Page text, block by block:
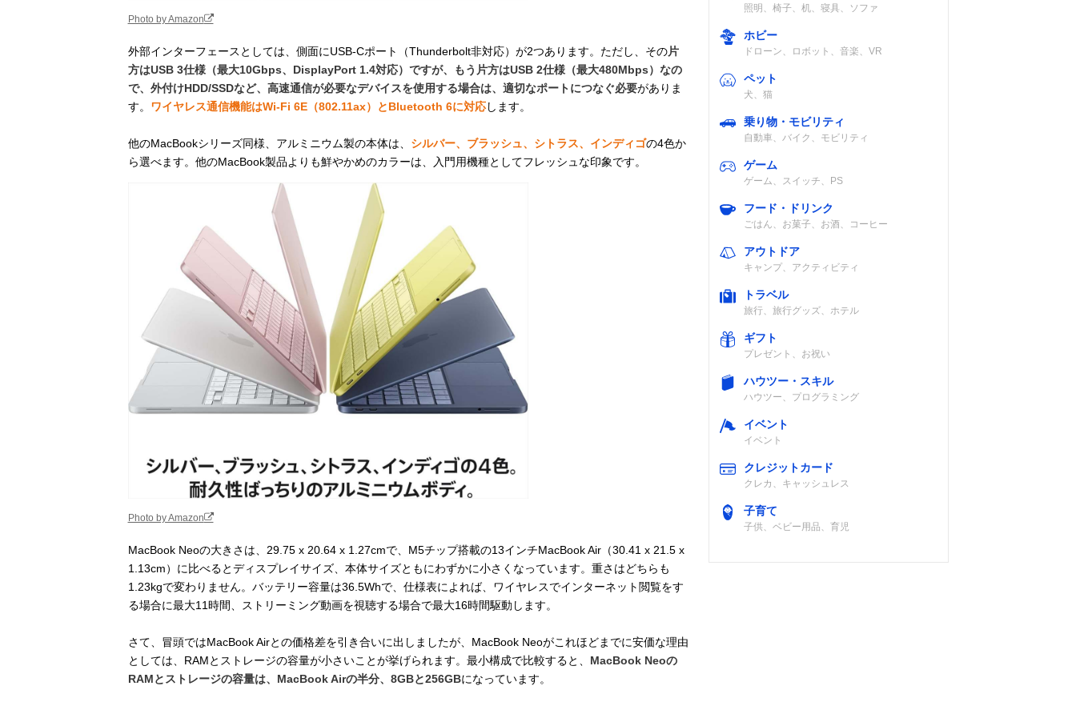
Photo by Amazon
外部インターフェースとしては、側面にUSB-Cポート（Thunderbolt非対応）が2つあります。ただし、その片
方はUSB 3仕様（最大10Gbps、DisplayPort 1.4対応）ですが、もう片方はUSB 2仕様（最大480Mbps）なの
で、外付けHDD/SSDなど、高速通信が必要なデバイスを使用する場合は、適切なポートにつなぐ必要がありま
す。 ワイヤレス通信機能はWi - Fi 6E（802.11ax）とBluetooth 6に対応します。
他のMacBookシリーズ同様、アルミニウム製の本体は、 シルバー、ブラッシュ、シトラス、インディゴの4色か
ら選べます。他のMacBook製品よりも鮮やかめのカラーは、入門用機種としてフレッシュな印象です。
Photo by Amazon
MacBook Neoの大きさは、29.75 x 20.64 x 1.27cmで、M5チップ搭載の13インチMacBook Air（30.41 x 21.5 x
1.13cm）に比べるとディスプレイサイズ、本体サイズともにわずかに小さくなっています。重さはどちらも
1.23kgで変わりません。バッテリー容量は36.5Whで、仕様表によれば、ワイヤレスでインターネット閲覧をす
る場合に最大11時間、ストリーミング動画を視聴する場合で最大16時間駆動します。
さて、冒頭ではMacBook Airとの価格差を引き合いに出しましたが、MacBook Neoがこれほどまでに安価な理由
としては、RAMとストレージの容量が小さいことが挙げられます。最小構成で比較すると、 MacBook Neoの
RAMとストレージの容量は、MacBook Airの半分、8GBと256GBになっています。
照明、椅子、机、寝具、ソファ
ホビー
ドローン、ロボット、音楽、VR
ペット
犬、猫
乗り物・モビリティ
自動車、バイク、モビリティ
ゲーム
ゲーム、スイッチ、PS
フード・ドリンク
ごはん、お菓子、お酒、コーヒー
アウトドア
キャンプ、アクティビティ
トラベル
旅行、旅行グッズ、ホテル
ギフト
プレゼント、お祝い
ハウツー・スキル
ハウツー、プログラミング
イベント
イベント
クレジットカード
クレカ、キャッシュレス
子育て
子供、ベビー用品、育児